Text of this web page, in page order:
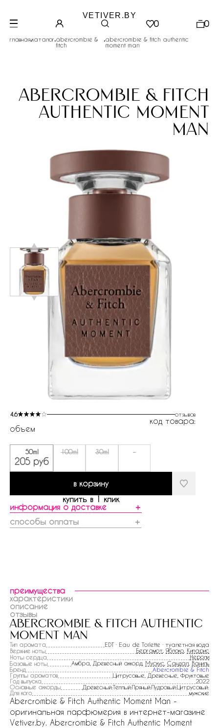
VETIVER.BY
0 0
главная.каталог.abercrombie &
fitch
.abercrombie & fitch authentic
moment man
abercrombie & fitch
authentic moment
man
4.6 отзывов
код товара:
объем
50ml
205 руб
100ml 30ml -
в корзину
купить в 1 клик
информация о доставке
＋
способы оплаты
＋
преимущества
характеристики
описание
отзывы
abercrombie & fitch authentic
moment man
Тип аромата
EDT · Eau de Toilette · туалетная вода
Верхние ноты
Бергамот Яблоко Кипарис
Ноты сердца
Нероли
Базовые ноты
Амбра, Древесный аккорд, Мускус Сандал Ваниль
Бренд
Abercrombie & Fitch
Группы ароматов
Цитрусовые, Древесные, Фруктовые
Год выпуска
2022
Основные аккорды
Древесный:Теплый:Пряный:Пудровый:Цитрусовый:
Для кого
мужские
Abercrombie & Fitch Authentic Moment Man -
оригинальная парфюмерия в интернет-магазине
Vetiver.by. Abercrombie & Fitch Authentic Moment